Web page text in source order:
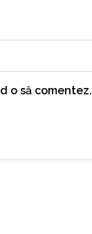
o să comentez.